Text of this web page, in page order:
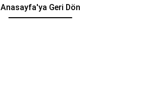
Anasayfa'ya Geri Dön